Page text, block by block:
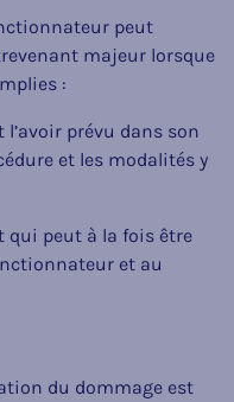
peut
majeur lorsque
:
prévu dans son
et les modalités y
qui peut à la fois être
et au
du dommage est